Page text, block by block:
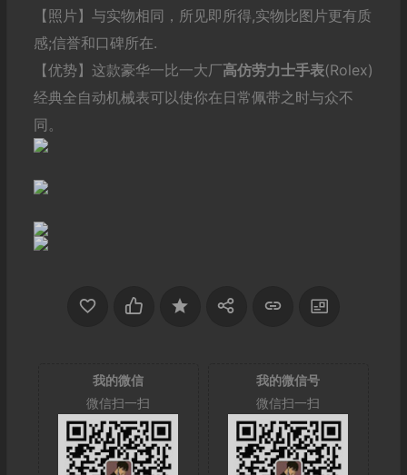
【照片】与实物相同，所见即所得,实物比图片更有质
感;信誉和口碑所在.
【优势】这款豪华一比一大厂高仿劳力士手表(Rolex)
经典全自动机械表可以使你在日常佩带之时与众不
同。
我的微信
微信扫一扫
我的微信号
微信扫一扫